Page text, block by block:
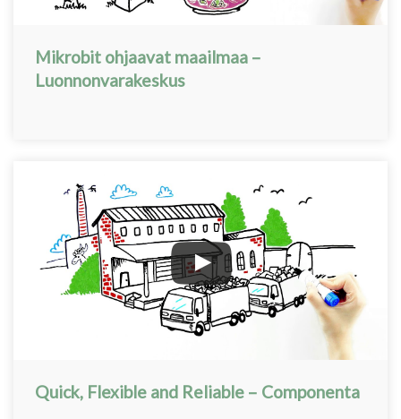
Mikrobit ohjaavat maailmaa –
Luonnonvarakeskus
Quick, Flexible and Reliable – Componenta